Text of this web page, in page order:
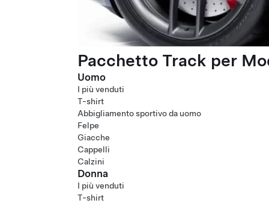
Pacchetto Track per
Uomo
I più venduti
T-shirt
Abbigliamento sportivo da uomo
Felpe
Giacche
Cappelli
Calzini
Donna
I più venduti
T-shirt